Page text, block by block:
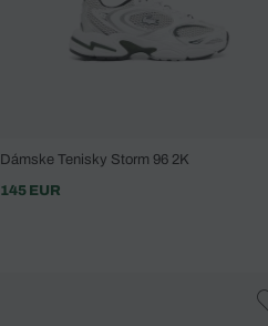
Dámske Tenisky Storm 96 2K
145 EUR